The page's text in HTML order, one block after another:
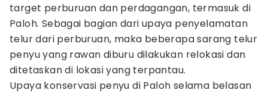
target perburuan dan perdagangan, termasuk di
Paloh. Sebagai bagian dari upaya penyelamatan
telur dari perburuan, maka beberapa sarang telur
penyu yang rawan diburu dilakukan relokasi dan
ditetaskan di lokasi yang terpantau.
Upaya konservasi penyu di Paloh selama belasan